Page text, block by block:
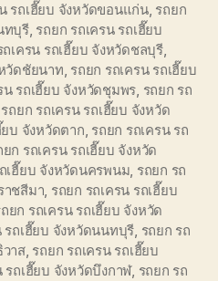
รถเฮี๊ยบ จังหวัดขอนแก่น, รถยก
ทบุรี, รถยก รถเครน รถเฮี๊ยบ
ถเครน รถเฮี๊ยบ จังหวัดชลบุรี,
วัดชัยนาท, รถยก รถเครน รถเฮี๊ยบ
น รถเฮี๊ยบ จังหวัดชุมพร, รถยก รถ
รถยก รถเครน รถเฮี๊ยบ จังหวัด
ยบ จังหวัดตาก, รถยก รถเครน รถ
ยก รถเครน รถเฮี๊ยบ จังหวัด
เฮี๊ยบ จังหวัดนครพนม, รถยก รถ
าชสีมา, รถยก รถเครน รถเฮี๊ยบ
ยก รถเครน รถเฮี๊ยบ จังหวัด
รถเฮี๊ยบ จังหวัดนนทบุรี, รถยก รถ
วาส, รถยก รถเครน รถเฮี๊ยบ
รถเฮี๊ยบ จังหวัดบึงกาฬ, รถยก รถ